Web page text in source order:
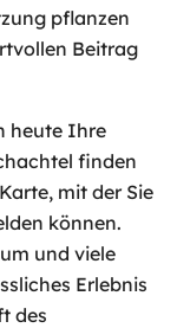
pflanzen
Beitrag
heute Ihre
finden
mit der Sie
können.
und viele
Erlebnis
des